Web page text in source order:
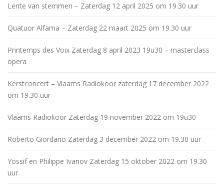
Lente van stemmen – Zaterdag 12 april 2025 om 19.30 uur
Quatuor Alfama – Zaterdag 22 maart 2025 om 19.30 uur
Printemps des Voix Zaterdag 8 april 2023 19u30 – masterclass
opera
Kerstconcert – Vlaams Radiokoor zaterdag 17 december 2022
om 19.30 uur
Vlaams Radiokoor Zaterdag 19 november 2022 om 19u30
Roberto Giordano Zaterdag 3 december 2022 om 19.30 uur
Yossif en Philippe Ivanov Zaterdag 15 oktober 2022 om 19.30
uur